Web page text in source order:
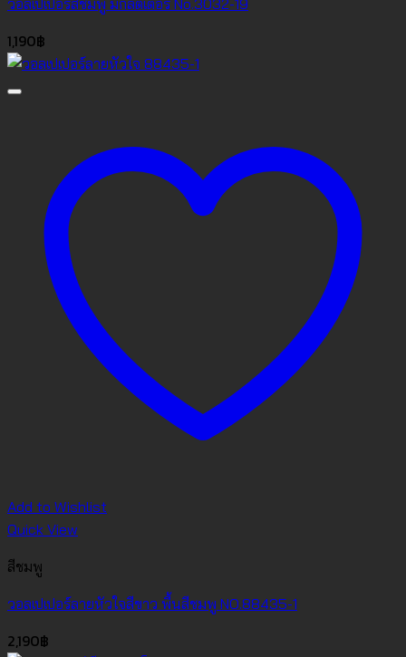
วอลเปเปอร์สีชมพู มีกลิตเตอร์ No.3032-19
1,190฿
Add to Wishlist
Quick View
สีชมพู
วอลเปเปอร์ลายหัวใจสีขาว พื้นสีชมพู NO.88435-1
2,190฿